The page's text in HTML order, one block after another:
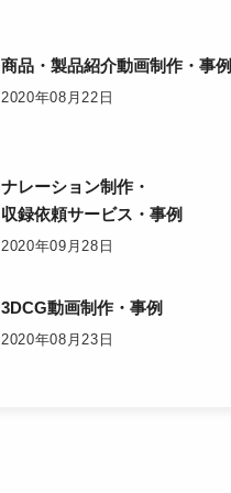
商品・製品紹介動画制作・事例
2020年08月22日
ナレーション制作・
収録依頼サービス・事例
2020年09月28日
3DCG動画制作・事例
2020年08月23日